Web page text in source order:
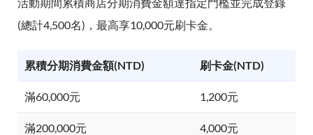
(總計4,500名)，最高享10,000元刷卡金。
累積分期消費金額(NTD) 刷卡金(NTD)
滿60,000元 1,200元
滿200,000元 4,000元